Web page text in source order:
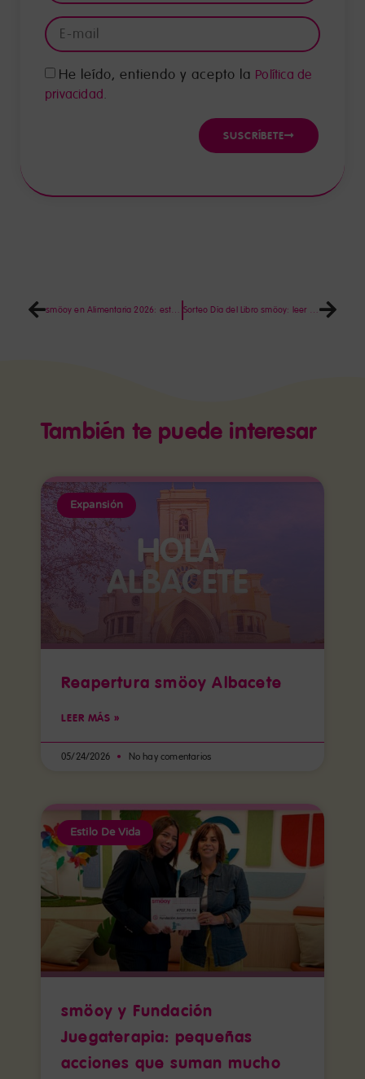
He leído, entiendo y acepto la Política de
privacidad.
SUSCRÍBETE
smöoy en Alimentaria 2026: estar donde pasan las cosas Sorteo Día del Libro smöoy: leer también es un planazo
También te puede interesar
Expansión
Reapertura smöoy Albacete
LEER MÁS »
05/24/2026 No hay comentarios
Estilo De Vida
smöoy y Fundación
Juegaterapia: pequeñas
acciones que suman mucho